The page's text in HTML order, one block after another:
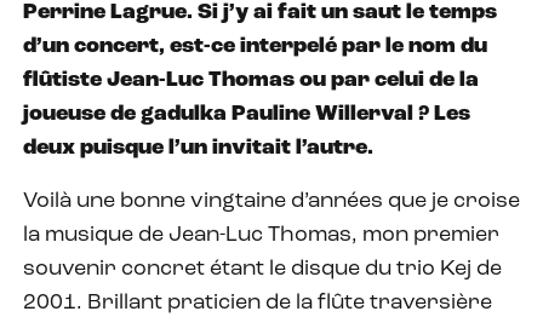
Perrine Lagrue. Si j’y ai fait un saut le temps
d’un concert, est-ce interpelé par le nom du
flûtiste Jean-Luc Thomas ou par celui de la
joueuse de gadulka Pauline Willerval ? Les
deux puisque l’un invitait l’autre.
Voilà une bonne vingtaine d’années que je croise
la musique de Jean-Luc Thomas, mon premier
souvenir concret étant le disque du trio Kej de
2001. Brillant praticien de la flûte traversière